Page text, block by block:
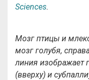
Sciences.
Мозг птицы и
мозг голубя,
линия изображает
(вверху) и